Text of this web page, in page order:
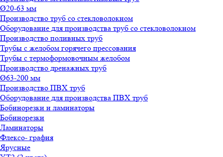
Ø20-63 мм
Производство труб со стекловолокном
Оборудование для производства труб со стекловолокном
Производство поливных труб
Трубы с желобом горячего прессования
Трубы с термоформовочным желобом
Производство дренажных труб
Ø63-200 мм
Производство ПВХ труб
Оборудование для производства ПВХ труб
Бобинорезки и ламинаторы
Бобинорезки
Ламинаторы
Флексо- графия
Ярусные